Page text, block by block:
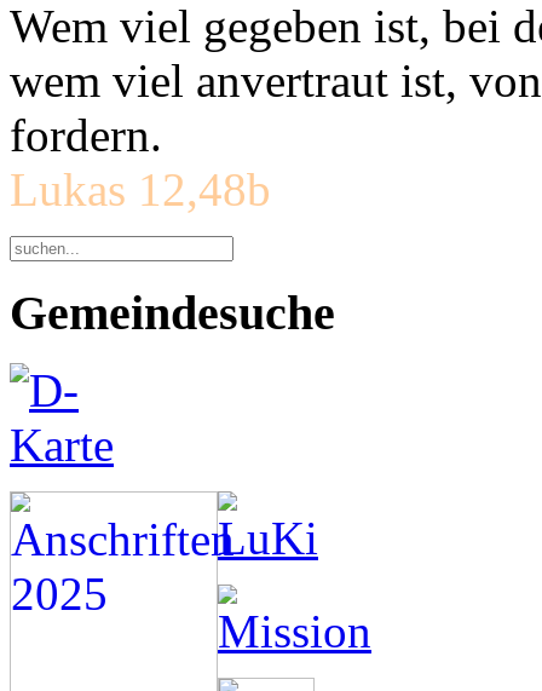
Wem viel gegeben ist, bei
wem viel anvertraut ist,
fordern.
Lukas 12,48b
Gemeindesuche